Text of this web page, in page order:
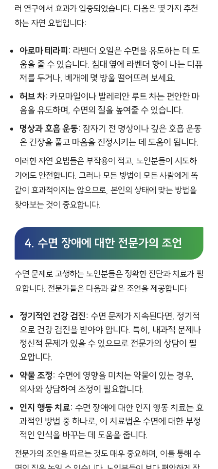
러 연구에서 효과가 입증되었습니다. 다음은 몇 가지 추천
하는 자연 요법입니다:
아로마 테라피: 라벤더 오일은 수면을 유도하는 데 도
움을 줄 수 있습니다. 침대 옆에 라벤더 향이 나는 디퓨
저를 두거나, 베개에 몇 방울 떨어뜨려 보세요.
허브 차: 카모마일이나 발레리안 루트 차는 편안한 마
음을 유도하며, 수면의 질을 높여줄 수 있습니다.
명상과 호흡 운동: 잠자기 전 명상이나 깊은 호흡 운동
은 긴장을 풀고 마음을 진정시키는 데 도움이 됩니다.
이러한 자연 요법들은 부작용이 적고, 노인분들이 시도하
기에도 안전합니다. 그러나 모든 방법이 모든 사람에게 똑
같이 효과적이지는 않으므로, 본인의 상태에 맞는 방법을
찾아보는 것이 중요합니다.
4. 수면 장애에 대한 전문가의 조언
수면 문제로 고생하는 노인분들은 정확한 진단과 치료가 필
요합니다. 전문가들은 다음과 같은 조언을 제공합니다:
정기적인 건강 검진: 수면 문제가 지속된다면, 정기적
으로 건강 검진을 받아야 합니다. 특히, 내과적 문제나
정신적 문제가 있을 수 있으므로 전문가의 상담이 필
요합니다.
약물 조정: 수면에 영향을 미치는 약물이 있는 경우,
의사와 상담하여 조정이 필요합니다.
인지 행동 치료: 수면 장애에 대한 인지 행동 치료는 효
과적인 방법 중 하나로, 이 치료법은 수면에 대한 부정
적인 인식을 바꾸는 데 도움을 줍니다.
전문가의 조언을 따르는 것도 매우 중요하며, 이를 통해 수